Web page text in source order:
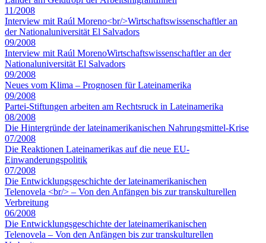
11/2008
Interview mit Raúl Moreno<br/>Wirtschaftswissenschaftler an
der Nationaluniversität El Salvadors
09/2008
Interview mit Raúl MorenoWirtschaftswissenschaftler an der
Nationaluniversität El Salvadors
09/2008
Neues vom Klima – Prognosen für Lateinamerika
09/2008
Partei-Stiftungen arbeiten am Rechtsruck in Lateinamerika
08/2008
Die Hintergründe der lateinamerikanischen Nahrungsmittel-Krise
07/2008
Die Reaktionen Lateinamerikas auf die neue EU-
Einwanderungspolitik
07/2008
Die Entwicklungsgeschichte der lateinamerikanischen
Telenovela <br/> – Von den Anfängen bis zur transkulturellen
Verbreitung
06/2008
Die Entwicklungsgeschichte der lateinamerikanischen
Telenovela – Von den Anfängen bis zur transkulturellen